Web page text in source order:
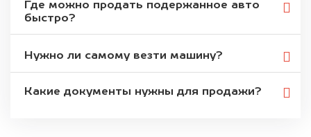
Где можно продать подержанное авто
быстро?
Нужно ли самому везти машину?
Какие документы нужны для продажи?